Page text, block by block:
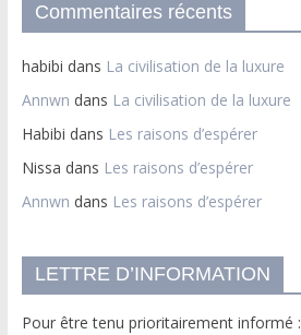
Commentaires récents
habibi dans La civilisation de la luxure
Annwn dans La civilisation de la luxure
Habibi dans Les raisons d’espérer
Nissa dans Les raisons d’espérer
Annwn dans Les raisons d’espérer
LETTRE D’INFORMATION
Pour être tenu prioritairement informé :